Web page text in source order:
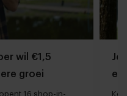
wil €1,5
groei
16 shop-in-